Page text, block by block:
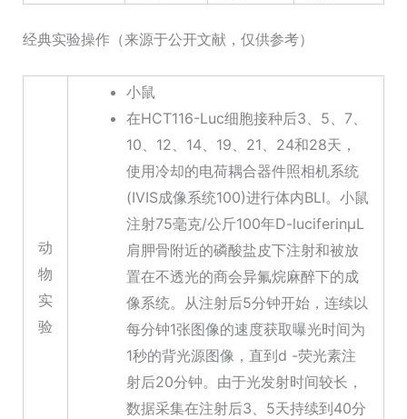
经典实验操作（来源于公开文献，仅供参考）
动
物
实
验
小鼠
在HCT116-Luc细胞接种后3、5、7、
10、12、14、19、21、24和28天，
使用冷却的电荷耦合器件照相机系统
(IVIS成像系统100)进行体内BLI。小鼠
注射75毫克/公斤100年D-luciferinμL
肩胛骨附近的磷酸盐皮下注射和被放
置在不透光的商会异氟烷麻醉下的成
像系统。从注射后5分钟开始，连续以
每分钟1张图像的速度获取曝光时间为
1秒的背光源图像，直到d -荧光素注
射后20分钟。由于光发射时间较长，
数据采集在注射后3、5天持续到40分